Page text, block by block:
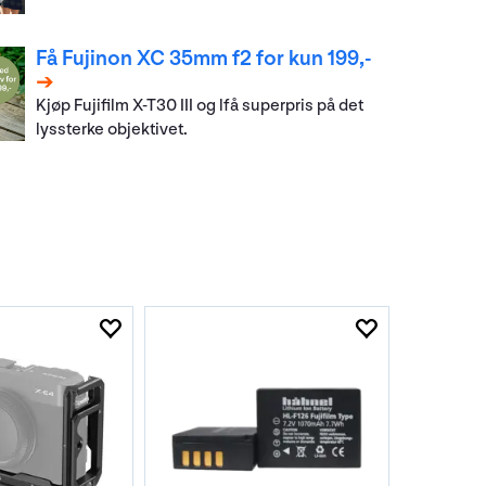
Få Fujinon XC 35mm f2 for kun 199,-
Kjøp Fujifilm X-T30 III og lfå superpris på det
lyssterke objektivet.